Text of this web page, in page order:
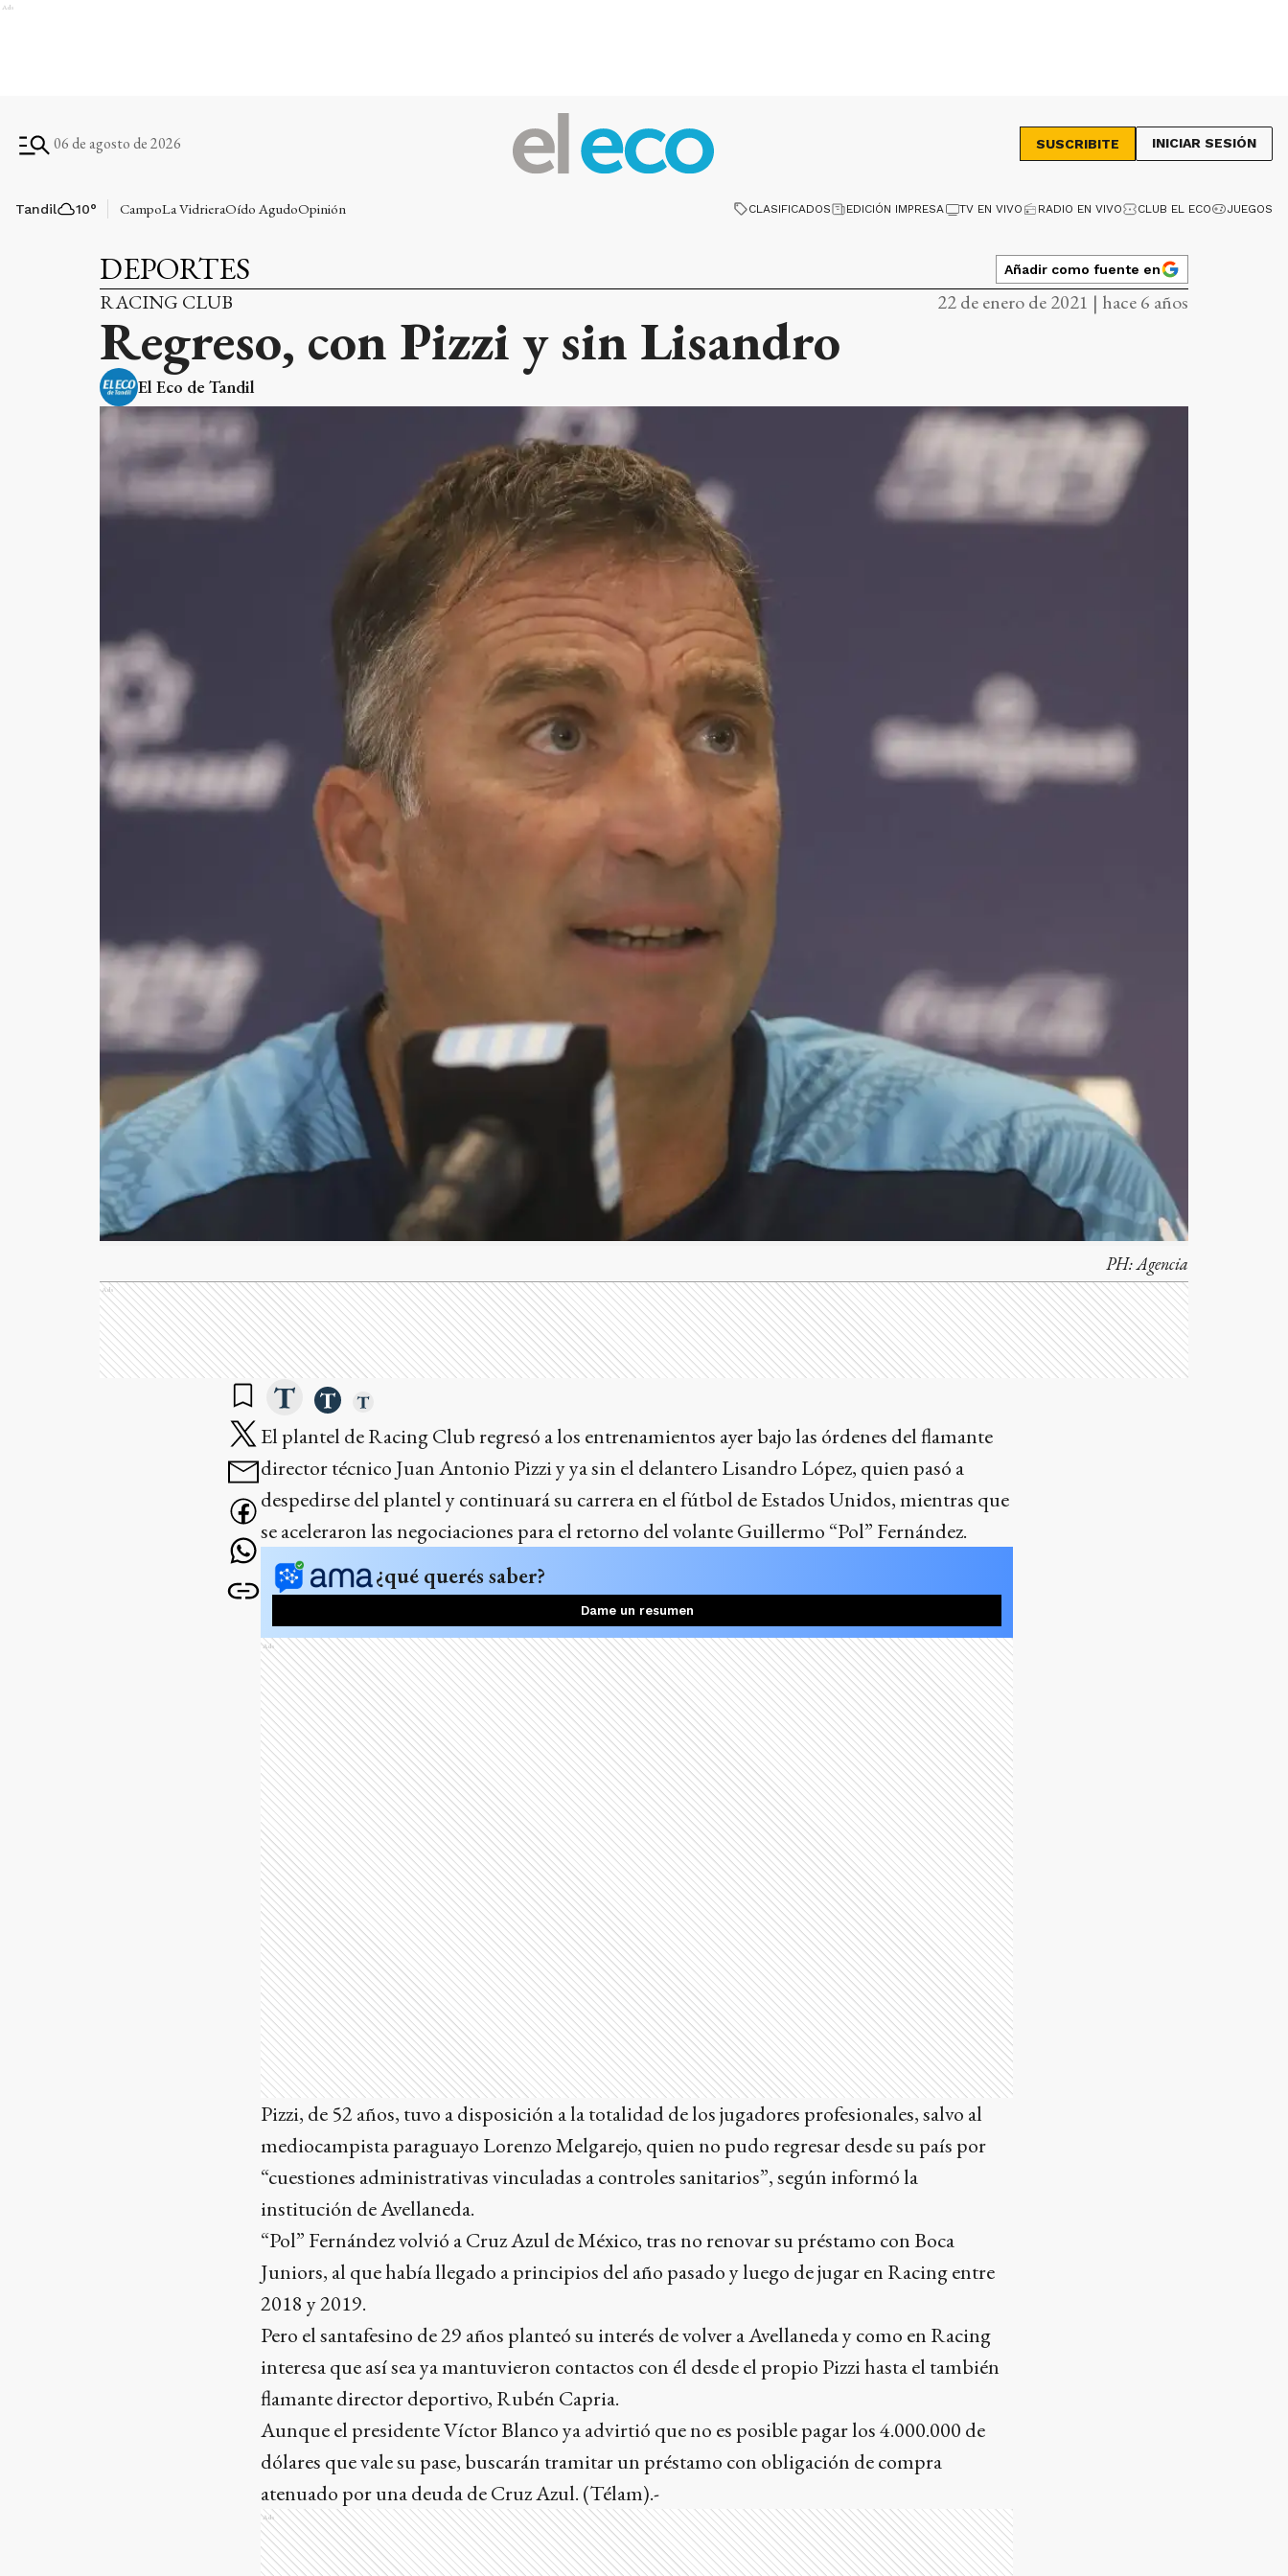
Ads
06 de agosto de 2026 SUSCRIBITE INICIAR SESIÓN
Tandil 10° CampoLa VidrieraOído AgudoOpinión CLASIFICADOS EDICIÓN IMPRESA TV EN VIVO RADIO EN VIVO CLUB EL ECO JUEGOS
DEPORTES Añadir como fuente en
RACING CLUB 22 de enero de 2021 | hace 6 años
Regreso, con Pizzi y sin Lisandro
El Eco de Tandil
PH:Agencia
Ads
El plantel de Racing Club regresó a los entrenamientos ayer bajo las órdenes del flamante
director técnico Juan Antonio Pizzi y ya sin el delantero Lisandro López, quien pasó a
despedirse del plantel y continuará su carrera en el fútbol de Estados Unidos, mientras que
se aceleraron las negociaciones para el retorno del volante Guillermo “Pol” Fernández.
¿qué querés saber?
Dame un resumen
Ads
Pizzi, de 52 años, tuvo a disposición a la totalidad de los jugadores profesionales, salvo al
mediocampista paraguayo Lorenzo Melgarejo, quien no pudo regresar desde su país por
“cuestiones administrativas vinculadas a controles sanitarios”, según informó la
institución de Avellaneda.
“Pol” Fernández volvió a Cruz Azul de México, tras no renovar su préstamo con Boca
Juniors, al que había llegado a principios del año pasado y luego de jugar en Racing entre
2018 y 2019.
Pero el santafesino de 29 años planteó su interés de volver a Avellaneda y como en Racing
interesa que así sea ya mantuvieron contactos con él desde el propio Pizzi hasta el también
flamante director deportivo, Rubén Capria.
Aunque el presidente Víctor Blanco ya advirtió que no es posible pagar los 4.000.000 de
dólares que vale su pase, buscarán tramitar un préstamo con obligación de compra
atenuado por una deuda de Cruz Azul. (Télam).-
Ads